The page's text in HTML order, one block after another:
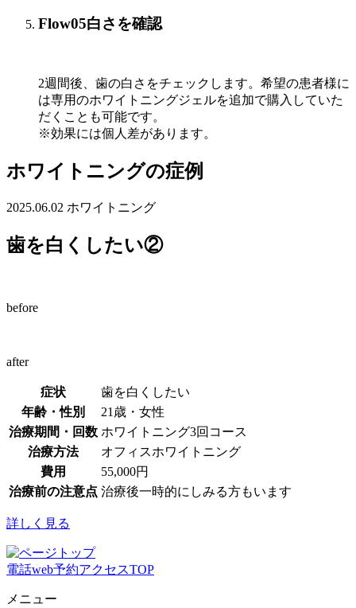
Flow05白さを確認
2週間後、歯の白さをチェックします。希望の患者様に
は専用のホワイトニングジェルを追加で購入していた
だくことも可能です。
※効果には個人差があります。
ホワイトニングの症例
2025.06.02 ホワイトニング
歯を白くしたい②
before
after
症状
歯を白くしたい
年齢・性別
21歳・女性
治療期間・回数 ホワイトニング3回コース
治療方法
オフィスホワイトニング
費用
55,000円
治療前の注意点 治療後一時的にしみる方もいます
詳しく見る
電話web予約アクセスTOP
メニュー